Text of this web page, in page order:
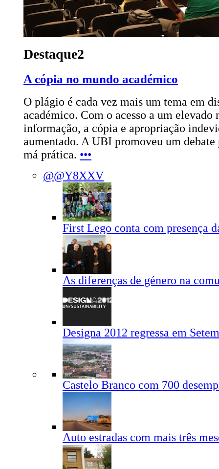
Destaque2
A cópia no mundo académico
O plágio é cada vez mais um tema em
académico. Com o acesso a um elevado
informação, a cópia e apropriação
aumentado. A UBI promoveu um
má prática. •••
@@Y8XXV
First Lego conta com presença
As diferenças de género na
Designa 2012 regressa em
Castelo Branco com 700
Auto estradas com mais três